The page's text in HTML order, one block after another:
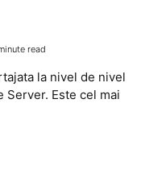
read
la nivel de nivel
Server. Este cel mai